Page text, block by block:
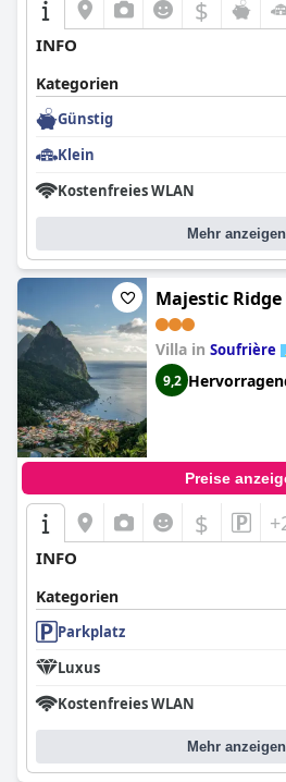
$
INFO
Kategorien
Günstig
Klein
Kostenfreies WLAN
Mehr anzeigen
Majestic
Villa in Soufrière
9,2
Preise
$
INFO
Kategorien
Parkplatz
Luxus
Kostenfreies WLAN
Mehr anzeigen